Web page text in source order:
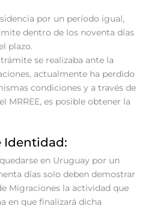
por un período igual,
dentro de los noventa días
plazo.
se realizaba ante la
actualmente ha perdido
condiciones y a través de
MRREE, es posible obtener la
Identidad:
en Uruguay por un
días solo deben demostrar
Migraciones la actividad que
en que finalizará dicha